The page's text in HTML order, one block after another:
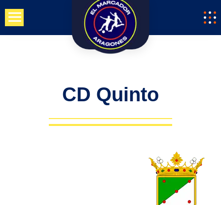
Saltar
contenido
CD Quinto